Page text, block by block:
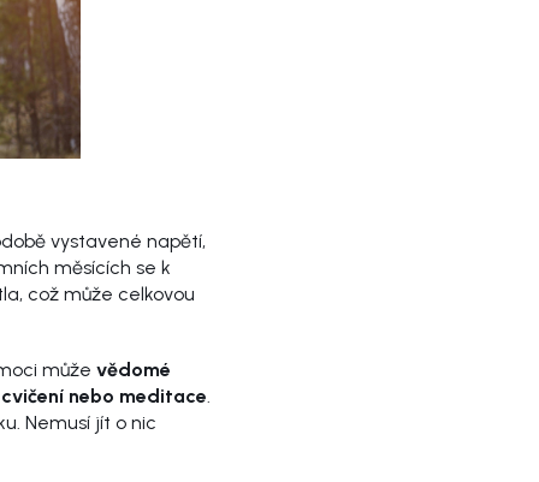
vystavené napětí,
měsících se k
což může celkovou
může vědomé
nebo meditace.
Nemusí jít o nic